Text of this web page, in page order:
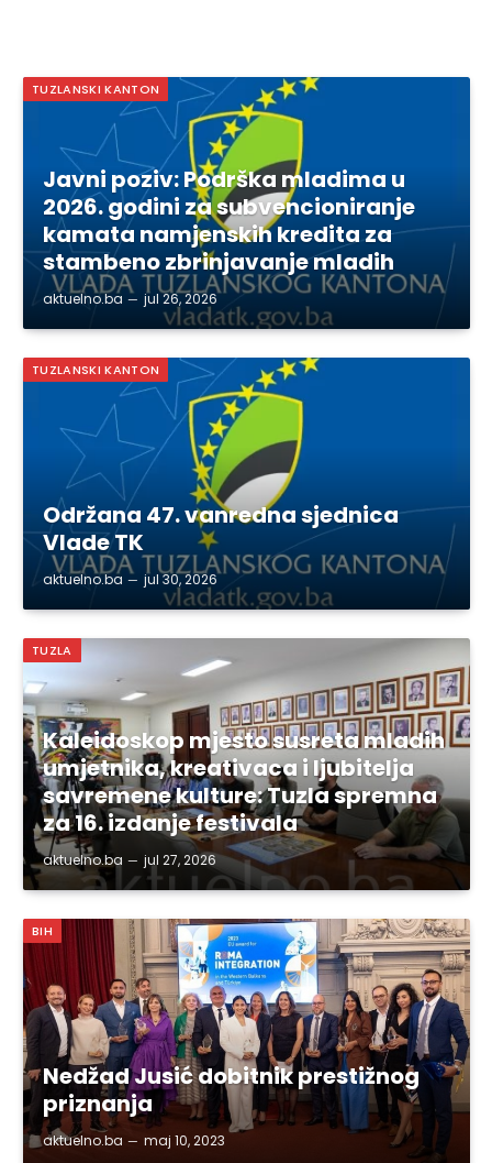
TUZLANSKI KANTON
Javni poziv: Podrška mladima u
2026. godini za subvencioniranje
kamata namjenskih kredita za
stambeno zbrinjavanje mladih
aktuelno.ba jul 26, 2026
TUZLANSKI KANTON
Održana 47. vanredna sjednica
Vlade TK
aktuelno.ba jul 30, 2026
TUZLA
Kaleidoskop mjesto susreta mladih
umjetnika, kreativaca i ljubitelja
savremene kulture: Tuzla spremna
za 16. izdanje festivala
aktuelno.ba jul 27, 2026
BIH
Nedžad Jusić dobitnik prestižnog
priznanja
aktuelno.ba maj 10, 2023